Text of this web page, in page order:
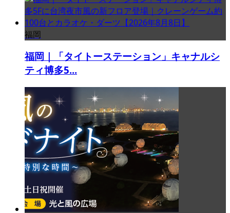
福岡
福岡｜「タイトーステーション」キャナルシ
ティ博多5...